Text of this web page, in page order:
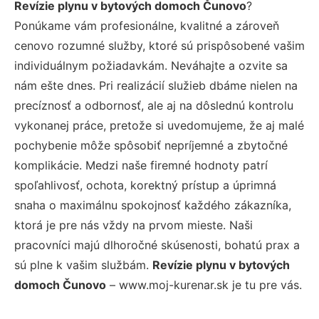
Revízie plynu v bytových domoch Čunovo?
Ponúkame vám profesionálne, kvalitné a zároveň
cenovo rozumné služby, ktoré sú prispôsobené vašim
individuálnym požiadavkám. Neváhajte a ozvite sa
nám ešte dnes. Pri realizácií služieb dbáme nielen na
precíznosť a odbornosť, ale aj na dôslednú kontrolu
vykonanej práce, pretože si uvedomujeme, že aj malé
pochybenie môže spôsobiť nepríjemné a zbytočné
komplikácie. Medzi naše firemné hodnoty patrí
spoľahlivosť, ochota, korektný prístup a úprimná
snaha o maximálnu spokojnosť každého zákazníka,
ktorá je pre nás vždy na prvom mieste. Naši
pracovníci majú dlhoročné skúsenosti, bohatú prax a
sú plne k vašim službám. Revízie plynu v bytových
domoch Čunovo – www.moj-kurenar.sk je tu pre vás.